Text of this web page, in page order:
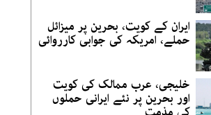
ایران کے کویت، بحرین پر میزائل
حملے، امریکہ کی جوابی کارروائی
خلیجی، عرب ممالک کی کویت
اور بحرین پر نئے ایرانی حملوں